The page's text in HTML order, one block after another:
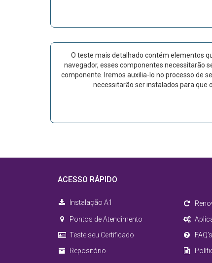
O teste mais detalhado contém elementos
navegador, esses componentes necessitarão
componente. Iremos auxilia-lo no processo de
necessitarão ser instalados para que
ACESSO RÁPIDO
Instalação A1
Pontos de Atendimento
Teste seu Certificado
FAQ’s
Repositório